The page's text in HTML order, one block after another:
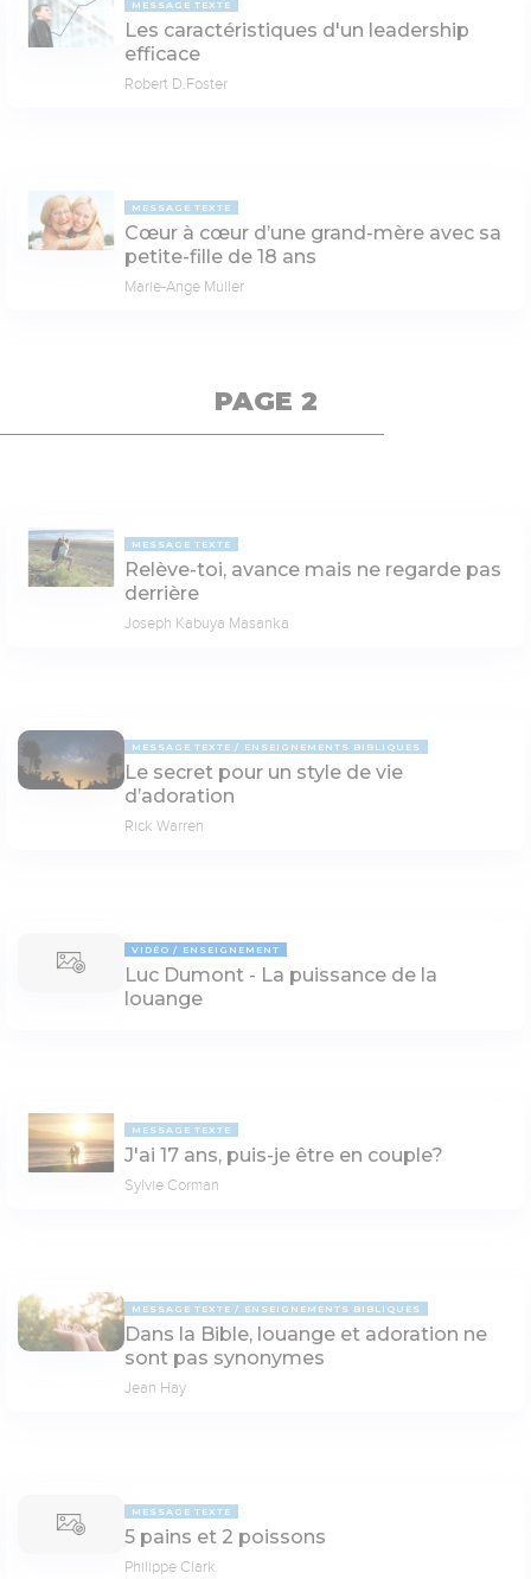
MESSAGE TEXTE
Les caractéristiques d'un leadership
efficace
Robert D.Foster
MESSAGE TEXTE
Cœur à cœur d’une grand-mère avec sa
petite-fille de 18 ans
Marie-Ange Muller
PAGE 2
MESSAGE TEXTE
Relève-toi, avance mais ne regarde pas
derrière
Joseph Kabuya Masanka
MESSAGE TEXTE ENSEIGNEMENTS BIBLIQUES
Le secret pour un style de vie
d’adoration
Rick Warren
VIDÉO ENSEIGNEMENT
Luc Dumont - La puissance de la
louange
MESSAGE TEXTE
J'ai 17 ans, puis-je être en couple?
Sylvie Corman
MESSAGE TEXTE ENSEIGNEMENTS BIBLIQUES
Dans la Bible, louange et adoration ne
sont pas synonymes
Jean Hay
MESSAGE TEXTE
5 pains et 2 poissons
Philippe Clark